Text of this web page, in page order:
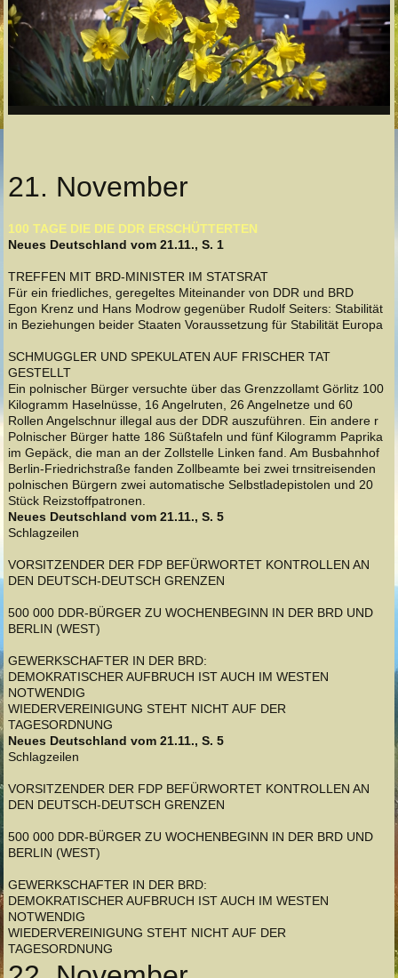
21. November
100 TAGE DIE DIE DDR ERSCHÜTTERTEN
Neues Deutschland vom 21.11., S. 1
TREFFEN MIT BRD-MINISTER IM STATSRAT
Für ein friedliches, geregeltes Miteinander von DDR und BRD
Egon Krenz und Hans Modrow gegenüber Rudolf Seiters: Stabilität
in Beziehungen beider Staaten Voraussetzung für Stabilität Europa
SCHMUGGLER UND SPEKULATEN AUF FRISCHER TAT
GESTELLT
Ein polnischer Bürger versuchte über das Grenzzollamt Görlitz 100
Kilogramm Haselnüsse, 16 Angelruten, 26 Angelnetze und 60
Rollen Angelschnur illegal aus der DDR auszuführen. Ein andere r
Polnischer Bürger hatte 186 Süßtafeln und fünf Kilogramm Paprika
im Gepäck, die man an der Zollstelle Linken fand. Am Busbahnhof
Berlin-Friedrichstraße fanden Zollbeamte bei zwei trnsitreisenden
polnischen Bürgern zwei automatische Selbstladepistolen und 20
Stück Reizstoffpatronen.
Neues Deutschland vom 21.11., S. 5
Schlagzeilen
VORSITZENDER DER FDP BEFÜRWORTET KONTROLLEN AN
DEN DEUTSCH-DEUTSCH GRENZEN
500 000 DDR-BÜRGER ZU WOCHENBEGINN IN DER BRD UND
BERLIN (WEST)
GEWERKSCHAFTER IN DER BRD:
DEMOKRATISCHER AUFBRUCH IST AUCH IM WESTEN
NOTWENDIG
WIEDERVEREINIGUNG STEHT NICHT AUF DER
TAGESORDNUNG
Neues Deutschland vom 21.11., S. 5
Schlagzeilen
VORSITZENDER DER FDP BEFÜRWORTET KONTROLLEN AN
DEN DEUTSCH-DEUTSCH GRENZEN
500 000 DDR-BÜRGER ZU WOCHENBEGINN IN DER BRD UND
BERLIN (WEST)
GEWERKSCHAFTER IN DER BRD:
DEMOKRATISCHER AUFBRUCH IST AUCH IM WESTEN
NOTWENDIG
WIEDERVEREINIGUNG STEHT NICHT AUF DER
TAGESORDNUNG